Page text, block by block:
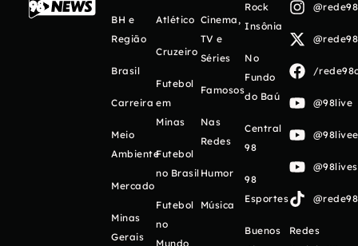
BH e
Região
Brasil
Carreira
Meio
Ambiente
Mercado
Minas
Gerais
Atlético
Cruzeiro
Futebol
em
Minas
Futebol
no Brasil
Futebol
no
Mundo
Cinema,
TV e
Séries
Famosos
Nas
Redes
Humor
Música
Rock
Insônia
No
Fundo
do Baú
Central
98
98
Esportes
Buenos
/
@98live
Redes